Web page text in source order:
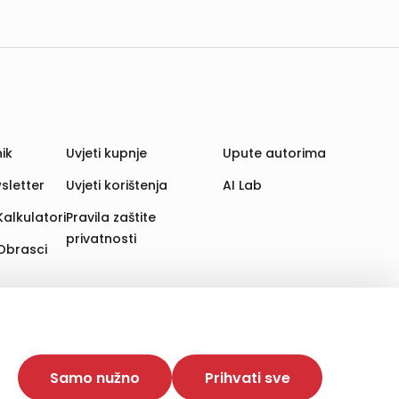
Time poboljšavamo korisničko iskustvo,
web stranica i uređaja u tu svrhu. Naši partneri
Opcija „Prihvati sve“ omogućuje postavljanje i
Samo nužno Prihvati sve
Uvjeti kupnje
Uvjeti korištenja
Pravila zaštite
privatnosti
Upute autorima
AI Lab